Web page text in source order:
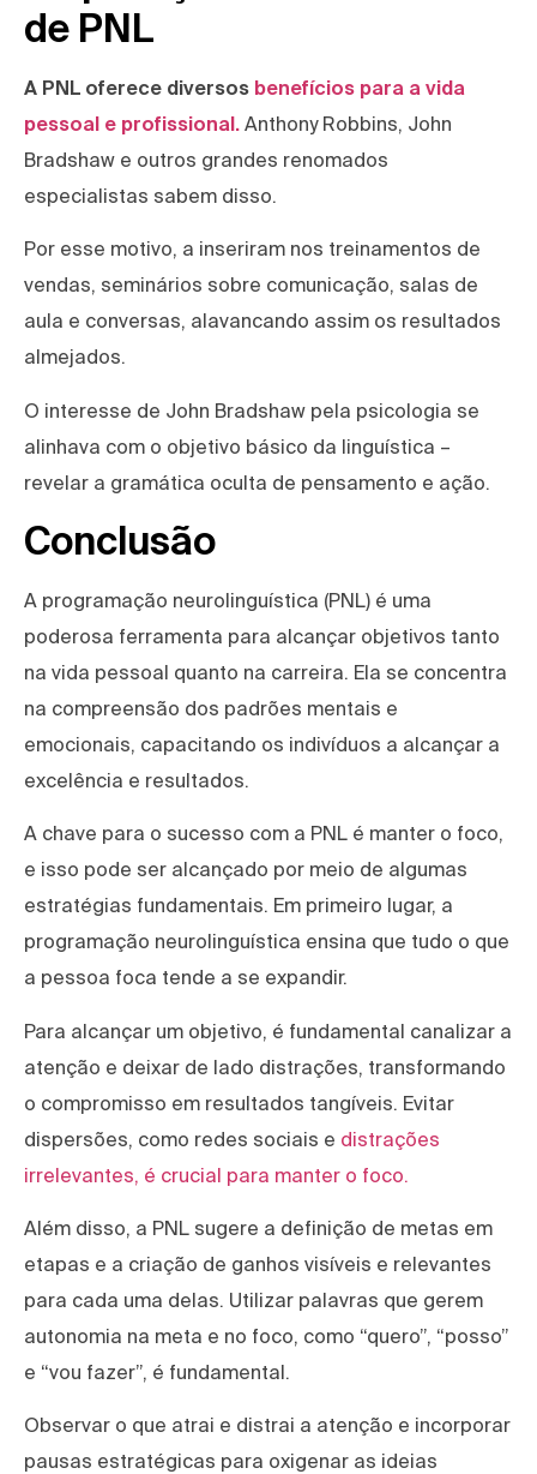
de PNL
A PNL oferece diversos benefícios para a vida
pessoal e profissional. Anthony Robbins, John
Bradshaw e outros grandes renomados
especialistas sabem disso.
Por esse motivo, a inseriram nos treinamentos de
vendas, seminários sobre comunicação, salas de
aula e conversas, alavancando assim os resultados
almejados.
O interesse de John Bradshaw pela psicologia se
alinhava com o objetivo básico da linguística –
revelar a gramática oculta de pensamento e ação.
Conclusão
A programação neurolinguística (PNL) é uma
poderosa ferramenta para alcançar objetivos tanto
na vida pessoal quanto na carreira. Ela se concentra
na compreensão dos padrões mentais e
emocionais, capacitando os indivíduos a alcançar a
excelência e resultados.
A chave para o sucesso com a PNL é manter o foco,
e isso pode ser alcançado por meio de algumas
estratégias fundamentais. Em primeiro lugar, a
programação neurolinguística ensina que tudo o que
a pessoa foca tende a se expandir.
Para alcançar um objetivo, é fundamental canalizar a
atenção e deixar de lado distrações, transformando
o compromisso em resultados tangíveis. Evitar
dispersões, como redes sociais e distrações
irrelevantes, é crucial para manter o foco.
Além disso, a PNL sugere a definição de metas em
etapas e a criação de ganhos visíveis e relevantes
para cada uma delas. Utilizar palavras que gerem
autonomia na meta e no foco, como “quero”, “posso”
e “vou fazer”, é fundamental.
Observar o que atrai e distrai a atenção e incorporar
pausas estratégicas para oxigenar as ideias